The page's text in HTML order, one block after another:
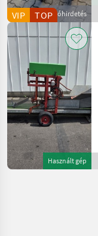
Apróhirdetés
VIP TOP
Használt gép